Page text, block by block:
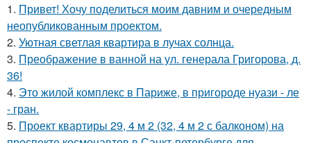
1. Привет! Хочу поделиться моим давним и очередным
неопубликованным проектом.
2. Уютная светлая квартира в лучах солнца.
3. Преображение в ванной на ул. генерала Григорова, д.
36!
4. Это жилой комплекс в Париже, в пригороде нуази - ле
- гран.
5. Проект квартиры 29, 4 м 2 (32, 4 м 2 с балконом) на